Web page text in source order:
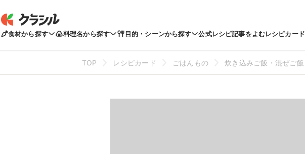
食材から探す 料理名から探す 目的・シーンから探す 公式レシピ記事をよむレシピカード
TOP レシピカード ごはんもの 炊き込みご飯・混ぜご飯